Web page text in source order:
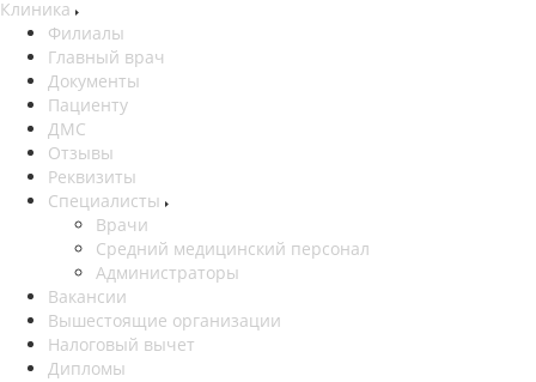
Клиника
Филиалы
Главный врач
Документы
Пациенту
ДМС
Отзывы
Реквизиты
Специалисты
Врачи
Средний медицинский персонал
Администраторы
Вакансии
Вышестоящие организации
Налоговый вычет
Дипломы